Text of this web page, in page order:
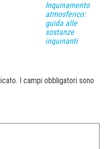
Inquinamento
atmosferico:
guida alle
sostanze
inquinanti
I campi obbligatori sono